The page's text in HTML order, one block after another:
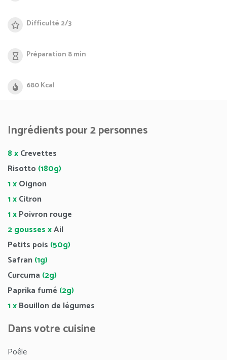
Difficulté 2/3
Préparation 8 min
680 Kcal
Ingrédients pour 2 personnes
8 xCrevettes
Risotto (180g)
1 xOignon
1 xCitron
1 xPoivron rouge
2 gousses xAil
Petits pois (50g)
Safran(1g)
Curcuma (2g)
Paprika fumé (2g)
1 xBouillon de légumes
Dans votre cuisine
Poêle